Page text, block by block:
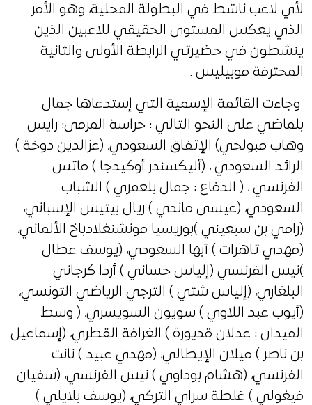
لأي لاعب ناشط في البطولة المحلية، وهو الأمر
الذي يعكس المستوى الحقيقي للاعبين الذين
ينشطون في حضيرتي الرابطة الأولى والثانية
المحترفة موبيليس .
وجاءت القائمة الإسمية التي إستدعاها جمال
بلماضي على النحو التالي : حراسة المرمى: رايس
وهاب مبولحي) الإتفاق السعودي، (عزالدين دوخة )
الرائد السعودي ، (أليكسندر أوكيدجا ) ماتس
الفرنسي ، ( الدفاع : جمال بلعمري ) الشباب
السعودي، (عيسى ماندي ) ريال بيتيس الإسباني،
(رامي بن سبعيني )بوريسيا مونشنغلادباخ الألماني،
(مهدي تاهرات ) آبها السعودي، (يوسف عطال
)نيس الفرنسي (إلياس حساني ) أردا كرجاني
البلغاري، (إلياس شتي ) الترجي الرياضي التونسي،
(أيوب عبد اللاوي ) سويون السويسري، ( وسط
الميدان : عدلان قديورة ) الغرافة القطري، (إسماعيل
بن ناصر ) ميلان الإيطالي، (مهدي عبيد ) نانت
الفرنسي، (هشام بوداوي ) نيس الفرنسي، (سفيان
فيغولي ) غلطة سراي التركي، (يوسف بلايلي )